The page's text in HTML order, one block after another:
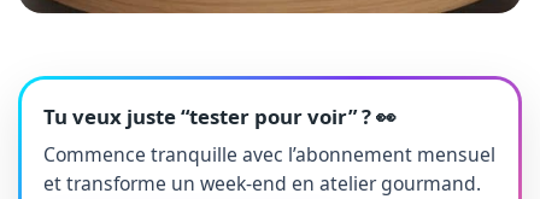
Tu veux juste “tester pour voir” ? 👀
Commence tranquille avec l’abonnement mensuel
et transforme un week-end en atelier gourmand.